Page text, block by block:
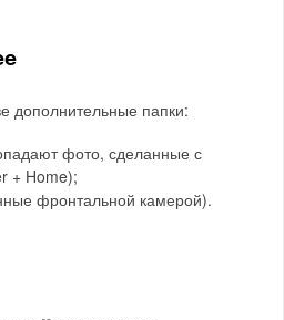
дополнительные папки:
фото, сделанные с
+ Home);
фронтальной камерой).